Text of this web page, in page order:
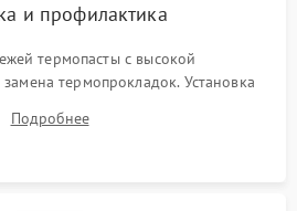
и профилактика
термопасты с высокой
термопрокладок. Установка
и накопителей. Предварительная
Подробнее